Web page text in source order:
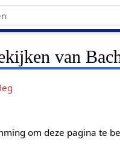
van
om deze pagina te